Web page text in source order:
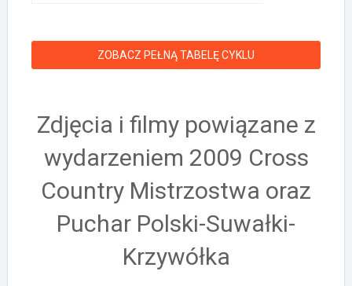
ZOBACZ PEŁNĄ TABELĘ CYKLU
Zdjęcia i filmy powiązane z
wydarzeniem 2009 Cross
Country Mistrzostwa oraz
Puchar Polski-Suwałki-
Krzywółka